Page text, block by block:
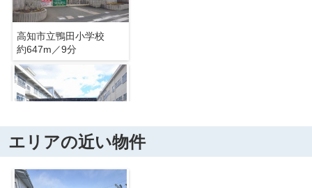
高知市立鴨田小学校
約647m／9分
高知市立西部中学校
約712m／9分
エリアの近い物件